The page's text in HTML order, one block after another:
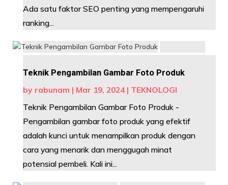
Ada satu faktor SEO penting yang mempengaruhi
ranking...
Teknik Pengambilan Gambar Foto Produk
by rabunam | Mar 19, 2024| TEKNOLOGI
Teknik Pengambilan Gambar Foto Produk -
Pengambilan gambar foto produk yang efektif
adalah kunci untuk menampilkan produk dengan
cara yang menarik dan menggugah minat
potensial pembeli. Kali ini...